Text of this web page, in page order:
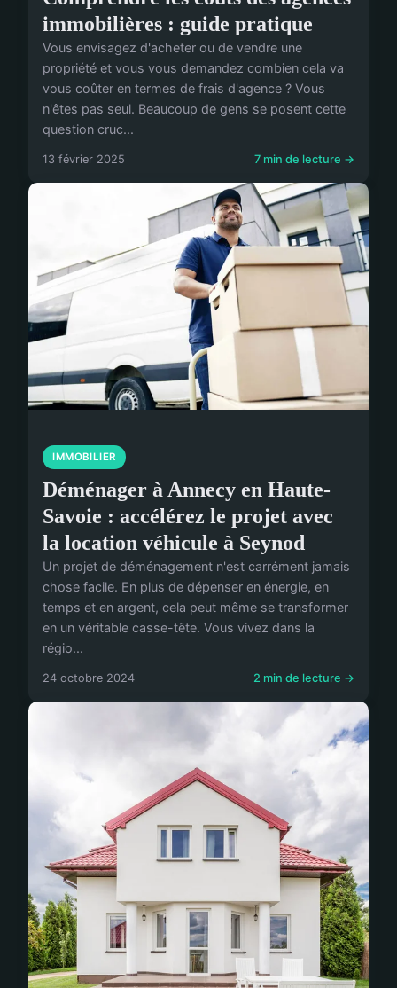
immobilières : guide pratique
Vous envisagez d'acheter ou de vendre une
propriété et vous vous demandez combien cela va
vous coûter en termes de frais d'agence ? Vous
n'êtes pas seul. Beaucoup de gens se posent cette
question cruc...
13 février 2025 7 min de lecture →
IMMOBILIER
Déménager à Annecy en Haute-
Savoie : accélérez le projet avec
la location véhicule à Seynod
Un projet de déménagement n'est carrément jamais
chose facile. En plus de dépenser en énergie, en
temps et en argent, cela peut même se transformer
en un véritable casse-tête. Vous vivez dans la
régio...
24 octobre 2024 2 min de lecture →